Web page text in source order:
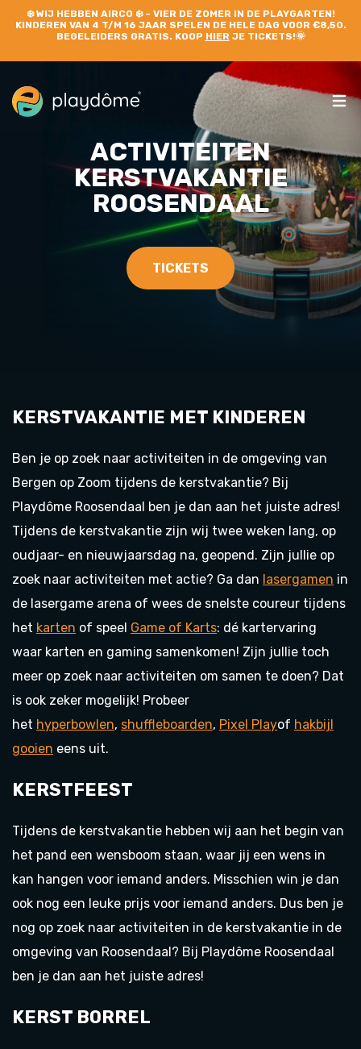
❄️WIJ HEBBEN AIRCO ❄️ – VIER DE ZOMER IN DE PLAYGARTEN!
KINDEREN VAN 4 T/M 16 JAAR SPELEN DE HELE DAG VOOR €8,50.
BEGELEIDERS GRATIS. KOOP HIERJE TICKETS!🌞
ACTIVITEITEN
KERSTVAKANTIE
ROOSENDAAL
TICKETS
KERSTVAKANTIE MET KINDEREN
Ben je op zoek naar activiteiten in de omgeving van
Bergen op Zoom tijdens de kerstvakantie? Bij
Playdôme Roosendaal ben je dan aan het juiste adres!
Tijdens de kerstvakantie zijn wij twee weken lang, op
oudjaar- en nieuwjaarsdag na, geopend. Zijn jullie op
zoek naar activiteiten met actie? Ga dan lasergamen in
de lasergame arena of wees de snelste coureur tijdens
het karten of speel Game of Karts: dé kartervaring
waar karten en gaming samenkomen! Zijn jullie toch
meer op zoek naar activiteiten om samen te doen? Dat
is ook zeker mogelijk! Probeer
het hyperbowlen, shuffleboarden, Pixel Playof hakbijl
gooien eens uit.
KERSTFEEST
Tijdens de kerstvakantie hebben wij aan het begin van
het pand een wensboom staan, waar jij een wens in
kan hangen voor iemand anders. Misschien win je dan
ook nog een leuke prijs voor iemand anders. Dus ben je
nog op zoek naar activiteiten in de kerstvakantie in de
omgeving van Roosendaal? Bij Playdôme Roosendaal
ben je dan aan het juiste adres!
KERST BORREL